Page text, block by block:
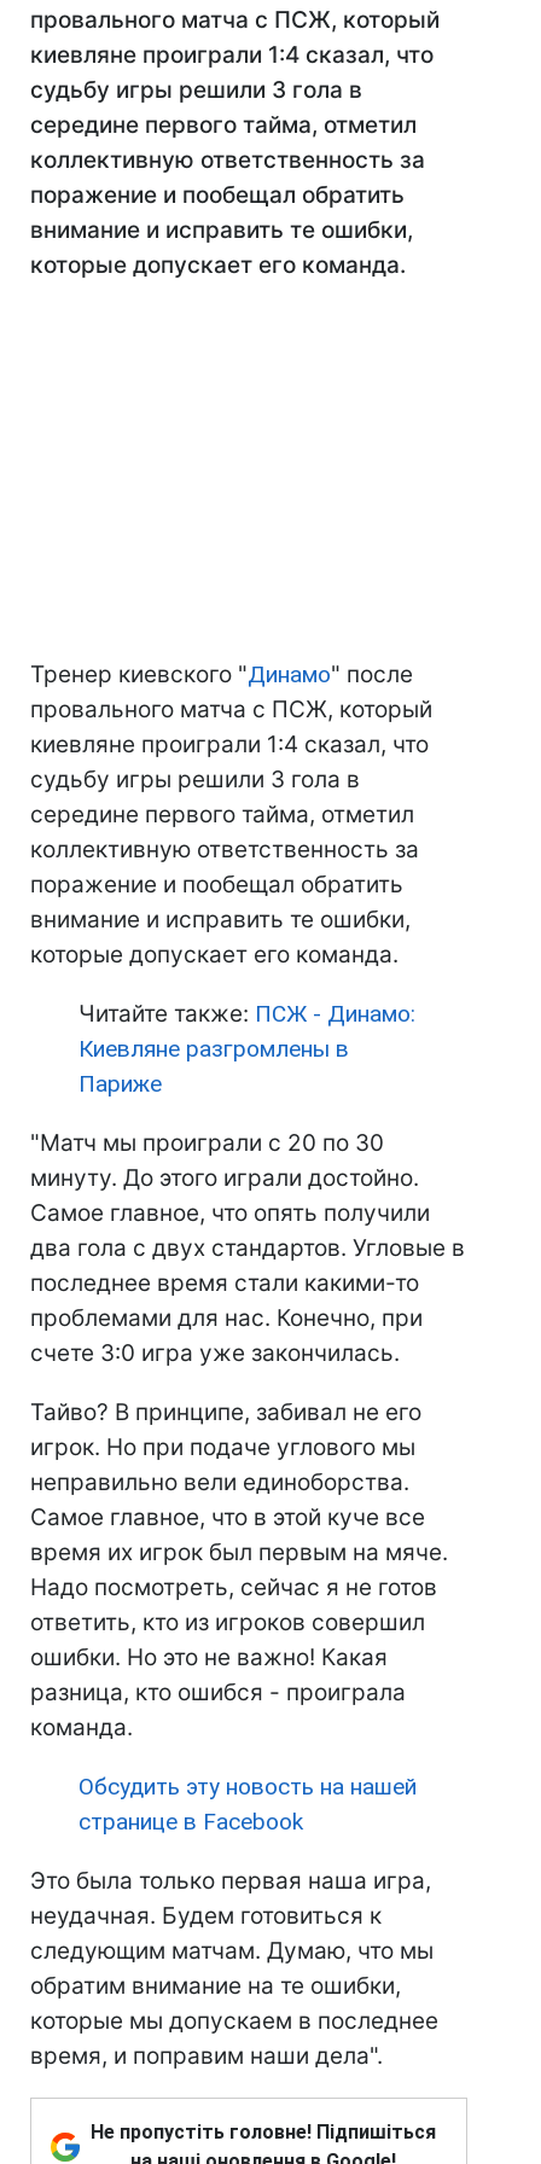
провального матча с ПСЖ, который
киевляне проиграли 1:4 сказал, что
судьбу игры решили 3 гола в
середине первого тайма, отметил
коллективную ответственность за
поражение и пообещал обратить
внимание и исправить те ошибки,
которые допускает его команда.
Тренер киевского "Динамо" после
провального матча с ПСЖ, который
киевляне проиграли 1:4 сказал, что
судьбу игры решили 3 гола в
середине первого тайма, отметил
коллективную ответственность за
поражение и пообещал обратить
внимание и исправить те ошибки,
которые допускает его команда.
Читайте также: ПСЖ - Динамо:
Киевляне разгромлены в
Париже
"Матч мы проиграли с 20 по 30
минуту. До этого играли достойно.
Самое главное, что опять получили
два гола с двух стандартов. Угловые в
последнее время стали какими-то
проблемами для нас. Конечно, при
счете 3:0 игра уже закончилась.
Тайво? В принципе, забивал не его
игрок. Но при подаче углового мы
неправильно вели единоборства.
Самое главное, что в этой куче все
время их игрок был первым на мяче.
Надо посмотреть, сейчас я не готов
ответить, кто из игроков совершил
ошибки. Но это не важно! Какая
разница, кто ошибся - проиграла
команда.
Обсудить эту новость на нашей
странице в Facebook
Это была только первая наша игра,
неудачная. Будем готовиться к
следующим матчам. Думаю, что мы
обратим внимание на те ошибки,
которые мы допускаем в последнее
время, и поправим наши дела".
Не пропустіть головне! Підпишіться